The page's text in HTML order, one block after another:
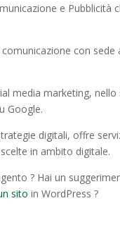
e Pubblicità
comunicazione con
media marketing,
Google.
digitali, offre
in ambito digitale.
? Hai un
sito in WordPress ?